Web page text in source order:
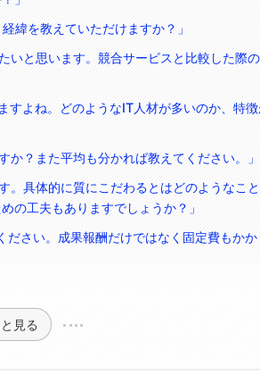
緯を教えていただけますか？」
と思います。競合サービスと比較した際の
すよね。どのようなIT人材が多いのか、特
？また平均も分かれば教えてください。」
。具体的に質にこだわるとはどのようなこ
の工夫もありますでしょうか？」
さい。成果報酬だけではなく固定費もかか
見る